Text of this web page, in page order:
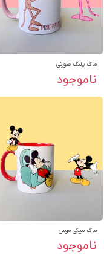
ماگ پلنگ صورتی
ناموجود
ماگ میکی موس
ناموجود